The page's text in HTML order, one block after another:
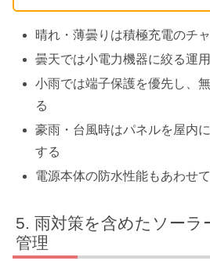
晴れ・薄曇りは積極充電のチ
曇天では小電力機器に絞る運
小雨では端子保護を優先し、
る
豪雨・台風時はパネルを屋内
する
電源本体の防水性能もあわせ
雨対策を含めたソーラ
管理